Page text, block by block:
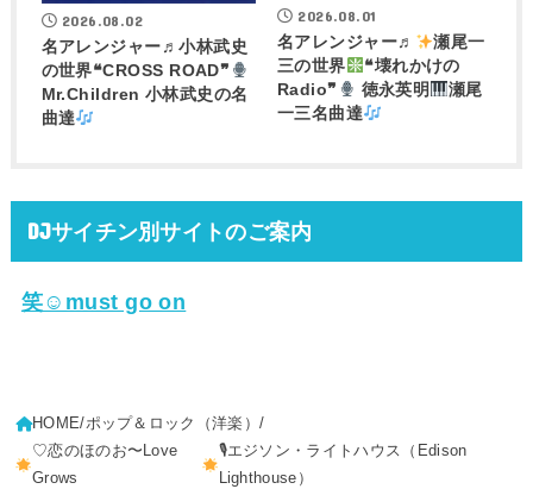
2026.08.02
名アレンジャー♬小林武史
の世界❝CROSS ROAD❞
Mr.Children 小林武史の名
曲達
2026.08.01
名アレンジャー♬
瀬尾一
三の世界
❝壊れかけの
Radio❞
徳永英明
瀬尾
一三名曲達
DJサイチン別サイトのご案内
笑☺must go on
HOME ポップ＆ロック（洋楽）
♡恋のほのお〜Love
Grows
🎙エジソン・ライトハウス（Edison
Lighthouse）